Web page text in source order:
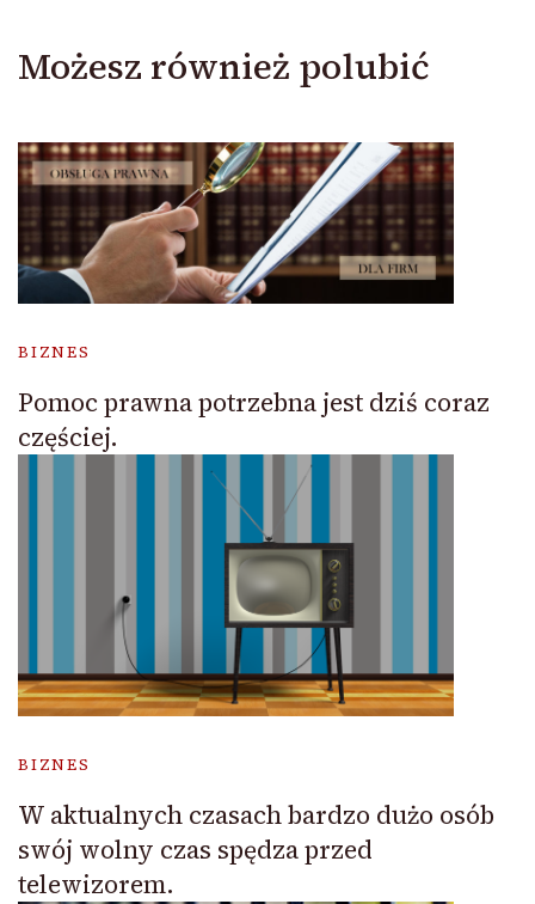
Możesz również polubić
BIZNES
Pomoc prawna potrzebna jest dziś coraz
częściej.
BIZNES
W aktualnych czasach bardzo dużo osób
swój wolny czas spędza przed
telewizorem.